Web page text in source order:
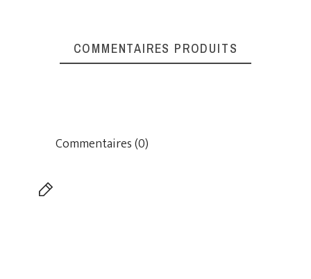
COMMENTAIRES PRODUITS
Commentaires (0)